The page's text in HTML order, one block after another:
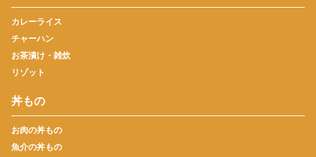
カレーライス
チャーハン
お茶漬け・雑炊
リゾット
丼もの
お肉の丼もの
魚介の丼もの